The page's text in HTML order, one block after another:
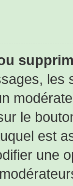
les
le
est
une